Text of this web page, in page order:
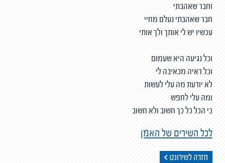
וחבר שאהבתי
חבר שאהבתי נעלם מחיי
עכשיו יש לי אותך ולך אותי
וכל נגיעה היא שעמום
וכל ראיה מכאיבה לי
לא יודעת מה עלי לעשות
ומה עלי לחפש
כי הכל כל כך חשוב ולא חשוב
לכל השירים של האמן